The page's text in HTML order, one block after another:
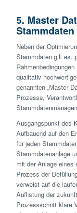
5. Master
Stammdaten
Neben der
Stammdaten gilt es,
qualitativ
genannten „Master
Prozesse,
Ausgangspunkt des
Aufbauend auf den
für jeden
Stammdatenanlage
mit der Anlage eines
Prozess der
verweist auf die
Auflistung der
Prozessschritt klare